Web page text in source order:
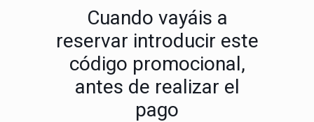
Cuando vayáis a
reservar introducir este
código promocional,
antes de realizar el
pago